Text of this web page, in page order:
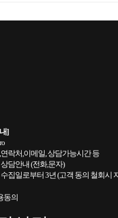
]
락처,이메일, 상담가능시간 등
담안내 (전화,문자)
집일로부터 3년 (고객 동의 철회시
동의